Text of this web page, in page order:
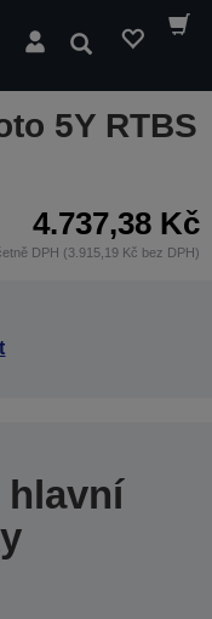
Hledat
5Y RTBS
4.737,38 Kč
DPH (3.915,19 Kč bez DPH)